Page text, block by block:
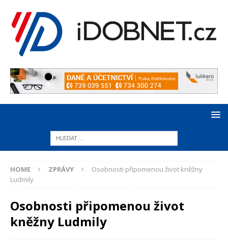
HOME ZPRÁVY
Osobnosti připomenou život kněžny
Ludmily
Osobnosti připomenou život
kněžny Ludmily